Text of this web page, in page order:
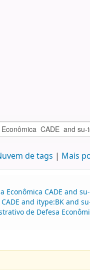
de tags Mais
CADE and
and itype:BK and
de Defesa